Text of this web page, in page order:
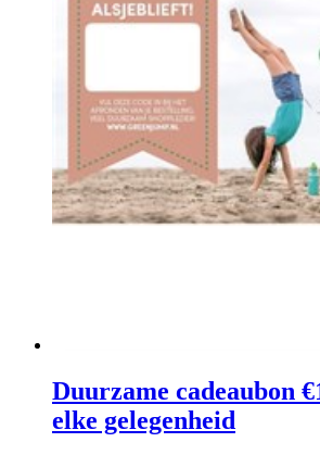
Duurzame cadeaubon
elke gelegenheid